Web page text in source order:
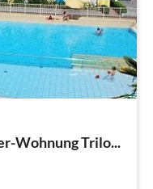
Wohnung Trilo...